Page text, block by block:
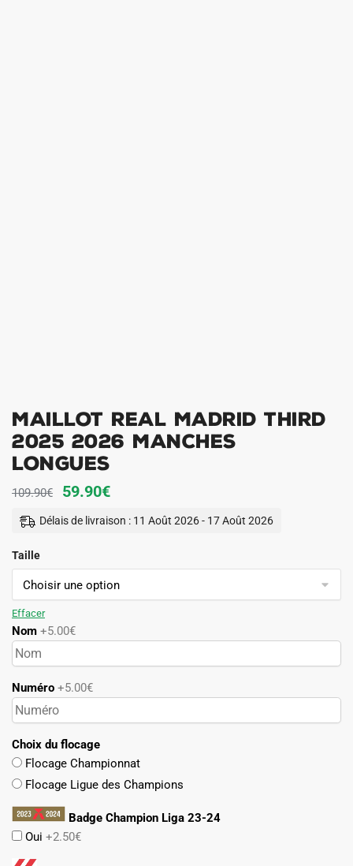
Maillot Real Madrid Third
2025 2026 Manches
Longues
109.90€
Le
prix
109.90€.
59.90€Le
59.90€.
Délais de livraison : 11 Août 2026 - 17 Août 2026
Taille
Effacer
Nom +5.00€
Numéro +5.00€
Choix du flocage
Flocage Championnat
Flocage Ligue des Champions
Badge Champion Liga 23-24
Oui +2.50€